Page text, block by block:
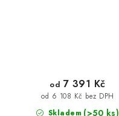
Skladem (>50 ks)
od 6 108 Kč bez DPH
od 7 391 Kč